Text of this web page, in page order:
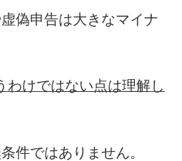
偽申告は大きなマイナ
わけではない点は理解し
件ではありません。